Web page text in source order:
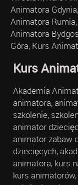
Animatora
Animatora
Animatora
Góra, Kurs
Kurs
Akademia
animatora,
szkolenie,
animator
animator zabaw
dziecięcych,
animatora, kurs
kurs